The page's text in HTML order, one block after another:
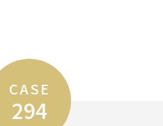
CASE
294